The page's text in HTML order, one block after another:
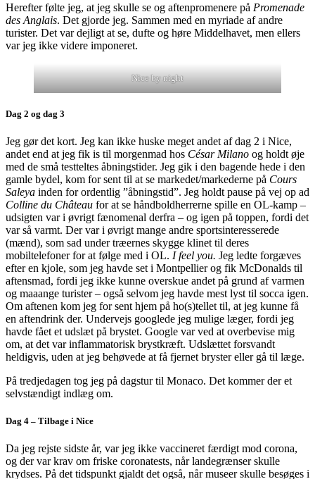
Herefter følte jeg, at jeg skulle se og aftenpromenere på Promenade
des Anglais. Det gjorde jeg. Sammen med en myriade af andre
turister. Det var dejligt at se, dufte og høre Middelhavet, men ellers
var jeg ikke videre imponeret.
Nice by night
Dag 2 og dag 3
Jeg gør det kort. Jeg kan ikke huske meget andet af dag 2 i Nice,
andet end at jeg fik is til morgenmad hos César Milano og holdt øje
med de små testteltes åbningstider. Jeg gik i den bagende hede i den
gamle bydel, kom for sent til at se markedet/markederne på Cours
Saleya inden for ordentlig ”åbningstid”. Jeg holdt pause på vej op ad
Colline du Château for at se håndboldherrerne spille en OL-kamp –
udsigten var i øvrigt fænomenal derfra – og igen på toppen, fordi det
var så varmt. Der var i øvrigt mange andre sportsinteresserede
(mænd), som sad under træernes skygge klinet til deres
mobiltelefoner for at følge med i OL. I feel you. Jeg ledte forgæves
efter en kjole, som jeg havde set i Montpellier og fik McDonalds til
aftensmad, fordi jeg ikke kunne overskue andet på grund af varmen
og maaange turister – også selvom jeg havde mest lyst til socca igen.
Om aftenen kom jeg for sent hjem på ho(s)tellet til, at jeg kunne få
en aftendrink der. Undervejs googlede jeg mulige læger, fordi jeg
havde fået et udslæt på brystet. Google var ved at overbevise mig
om, at det var inflammatorisk brystkræft. Udslættet forsvandt
heldigvis, uden at jeg behøvede at få fjernet bryster eller gå til læge.
På tredjedagen tog jeg på dagstur til Monaco. Det kommer der et
selvstændigt indlæg om.
Dag 4 – Tilbage i Nice
Da jeg rejste sidste år, var jeg ikke vaccineret færdigt mod corona,
og der var krav om friske coronatests, når landegrænser skulle
krydses. På det tidspunkt gjaldt det også, når museer skulle besøges i